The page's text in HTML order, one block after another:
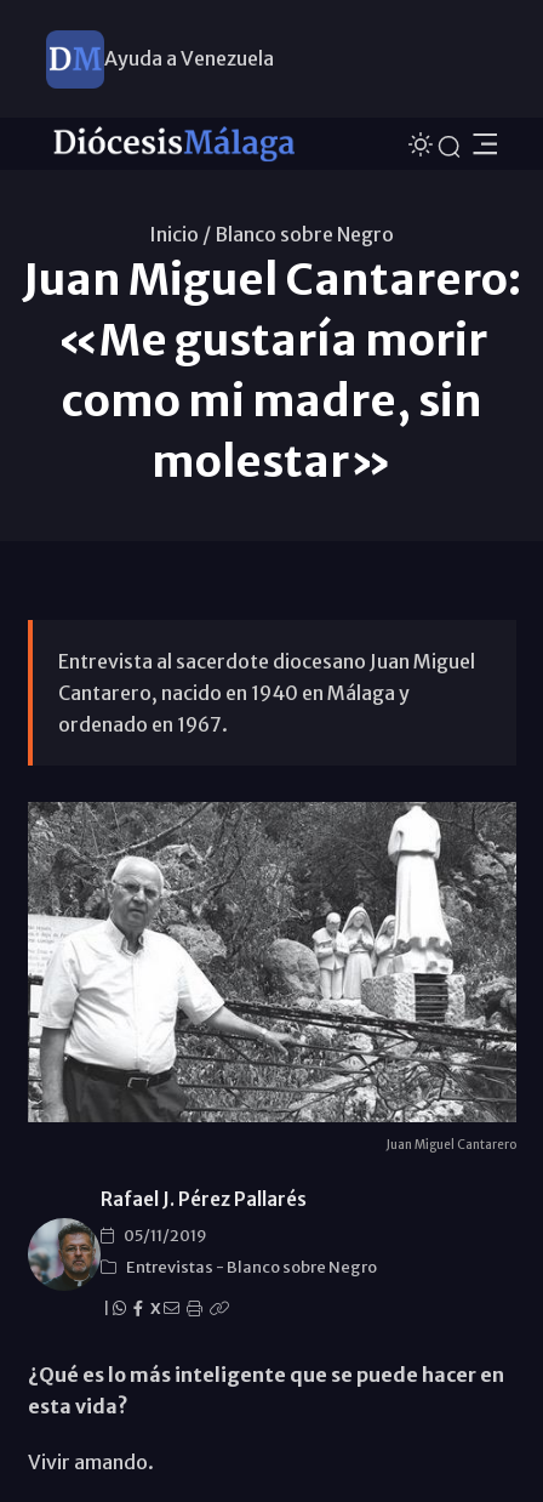
Ayuda a Venezuela
Inicio / Blanco sobre Negro
Juan Miguel Cantarero:
«Me gustaría morir
como mi madre, sin
molestar»
Entrevista al sacerdote diocesano Juan Miguel
Cantarero, nacido en 1940 en Málaga y
ordenado en 1967.
Juan Miguel Cantarero
Rafael J. Pérez Pallarés
05/11/2019
Entrevistas - Blanco sobre Negro
X
¿Qué es lo más inteligente que se puede hacer en
esta vida?
Vivir amando.